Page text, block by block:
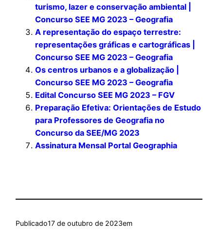
turismo, lazer e conservação ambiental |
Concurso SEE MG 2023 – Geografia
A representação do espaço terrestre:
representações gráficas e cartográficas |
Concurso SEE MG 2023 – Geografia
Os centros urbanos e a globalização |
Concurso SEE MG 2023 – Geografia
Edital Concurso SEE MG 2023 – FGV
Preparação Efetiva: Orientações de Estudo
para Professores de Geografia no
Concurso da SEE/MG 2023
Assinatura Mensal Portal Geographia
Publicado17 de outubro de 2023em